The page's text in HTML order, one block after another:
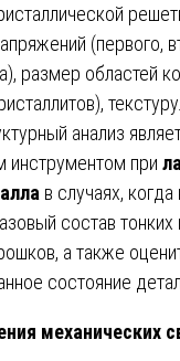
(первого,
размер областей
текстуру.
анализ
инструментом при
в случаях,
состав тонких
а также
состояние
механических